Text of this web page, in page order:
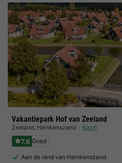
Vakantiepark Hof van Zeeland
Zeeland, Heinkenszand Kaart
7.6 Goed
Aan de rand van Heinkenszand